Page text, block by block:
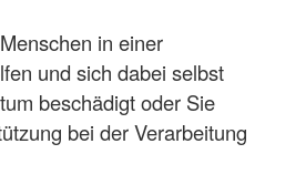
in einer
und sich dabei selbst
beschädigt oder Sie
bei der Verarbeitung